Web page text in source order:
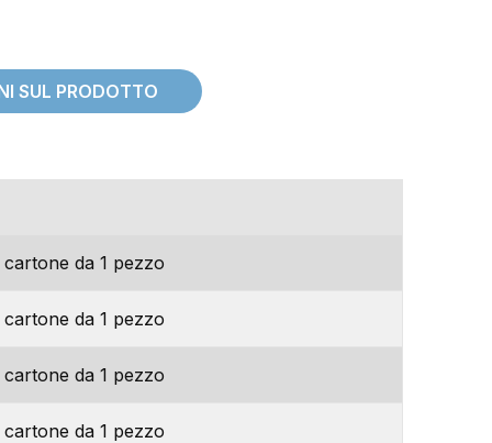
SUL PRODOTTO
cartone da 1 pezzo
cartone da 1 pezzo
cartone da 1 pezzo
cartone da 1 pezzo